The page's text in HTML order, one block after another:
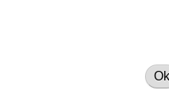
voor minitrekker
onderdelen op het gebied van
Wij verkopen dezeOk